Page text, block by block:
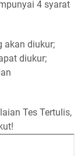
4 syarat
akan diukur;
diukur;
Tes Tertulis,